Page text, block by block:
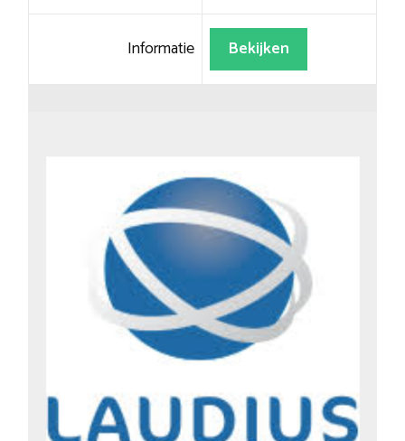
Informatie Bekijken